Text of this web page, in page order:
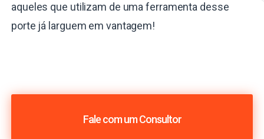
aqueles que utilizam de uma ferramenta desse
porte já larguem em vantagem!
Fale com um Consultor